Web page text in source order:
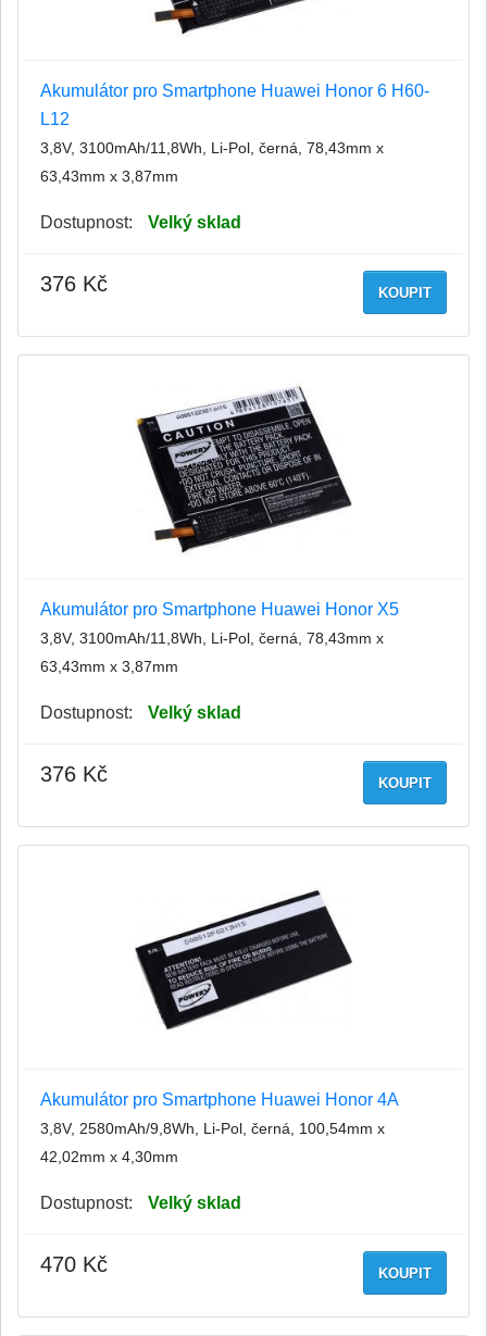
Akumulátor pro Smartphone Huawei Honor 6 H60-
L12
3,8V, 3100mAh/11,8Wh, Li-Pol, černá, 78,43mm x
63,43mm x 3,87mm
Dostupnost: Velký sklad
KOUPIT
376 Kč
Akumulátor pro Smartphone Huawei Honor X5
3,8V, 3100mAh/11,8Wh, Li-Pol, černá, 78,43mm x
63,43mm x 3,87mm
Dostupnost: Velký sklad
KOUPIT
376 Kč
Akumulátor pro Smartphone Huawei Honor 4A
3,8V, 2580mAh/9,8Wh, Li-Pol, černá, 100,54mm x
42,02mm x 4,30mm
Dostupnost: Velký sklad
KOUPIT
470 Kč